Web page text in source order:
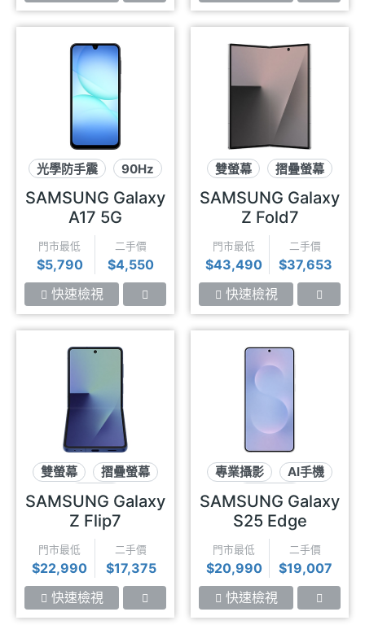
光學防手震
90Hz
可插記憶卡
SAMSUNG Galaxy
A17 5G
門市最低
$5,790
二手價
$4,550
快速檢視
雙螢幕
摺疊螢幕
AI手機
SAMSUNG Galaxy
Z Fold7
門市最低
$43,490
二手價
$37,653
快速檢視
雙螢幕
摺疊螢幕
AI手機
SAMSUNG Galaxy
Z Flip7
門市最低
$22,990
二手價
$17,375
快速檢視
專業攝影
AI手機
纖薄手感
SAMSUNG Galaxy
S25 Edge
門市最低
$20,990
二手價
$19,007
快速檢視